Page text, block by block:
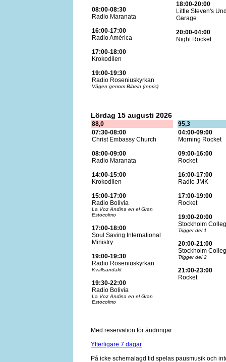
08:00-08:30
Radio Maranata
16:00-17:00
Radio América
17:00-18:00
Krokodilen
19:00-19:30
Radio Roseniuskyrkan
Vägen genom Bibeln (repris)
18:00-20:00
Little Steven's
Garage
20:00-04:00
Night Rocket
Lördag 15 augusti 2026
88,0
95,3
07:30-08:00
Christ Embassy Church
08:00-09:00
Radio Maranata
14:00-15:00
Krokodilen
15:00-17:00
Radio Bolivia
La Voz Andina en el Gran
Estocolmo
17:00-18:00
Soul Saving International
Ministry
19:00-19:30
Radio Roseniuskyrkan
Kvällsandakt
19:30-22:00
Radio Bolivia
La Voz Andina en el Gran
Estocolmo
04:00-09:00
Morning Rocket
09:00-16:00
Rocket
16:00-17:00
Radio JMK
17:00-19:00
Rocket
19:00-20:00
Stockholm
Trigger del 1
20:00-21:00
Stockholm
Trigger del 2
21:00-23:00
Rocket
Med reservation för ändringar
Ytterligare 7 dagar
På icke schemalagd tid spelas pausmusik och